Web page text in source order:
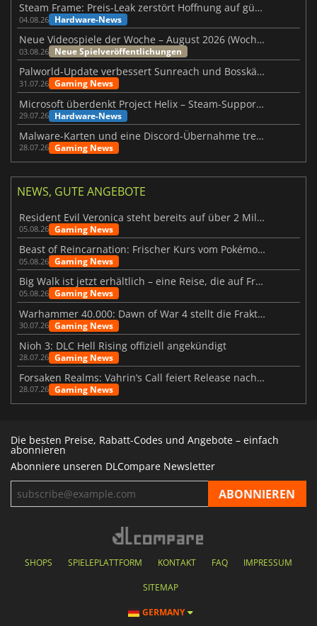
Steam Frame: Preis-Leak zerstört Hoffnung auf günstiges VR-Headset
04.08.26 Hardware-News
Neue Videospiele der Woche – August 2026 (Woche 32)
03.08.26 Neue Spielveröffentlichungen
Palworld-Update verbessert Sunreach und Bosskämpfe deutlich
31.07.26 Gaming News
Microsoft überdenkt Project Helix – Steam-Support gefährdet
29.07.26 Hardware-News
Malware-Karten und eine Discord-Übernahme treffen Meccha Chameleon
28.07.26 Gaming News
NEWS, GUTE ANGEBOTE
Resident Evil Veronica steht bereits auf über 2 Millionen Wunschlisten
05.08.26 Gaming News
Beast of Reincarnation: Frischer Kurs vom Pokémon-Studio
05.08.26 Gaming News
Big Walk ist jetzt erhältlich – eine Reise, die auf Freundschaft basiert
05.08.26 Gaming News
Warhammer 40.000: Dawn of War 4 stellt die Fraktion der Necrons vor
30.07.26 Gaming News
Nioh 3: DLC Hell Rising offiziell angekündigt
28.07.26 Gaming News
Forsaken Realms: Vahrin’s Call feiert Release nach 10 Jahren
28.07.26 Gaming News
Die besten Preise, Rabatt-Codes und Angebote – einfach
abonnieren
Abonniere unseren DLCompare Newsletter
SHOPS SPIELEPLATTFORM KONTAKT FAQ IMPRESSUM
SITEMAP
GERMANY